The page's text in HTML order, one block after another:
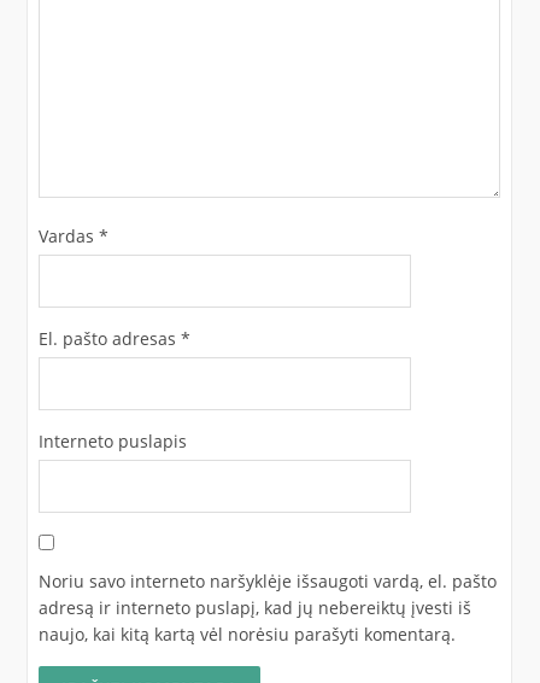
Vardas *
El. pašto adresas *
Interneto puslapis
Noriu savo interneto naršyklėje išsaugoti vardą, el. pašto
adresą ir interneto puslapį, kad jų nebereiktų įvesti iš
naujo, kai kitą kartą vėl norėsiu parašyti komentarą.